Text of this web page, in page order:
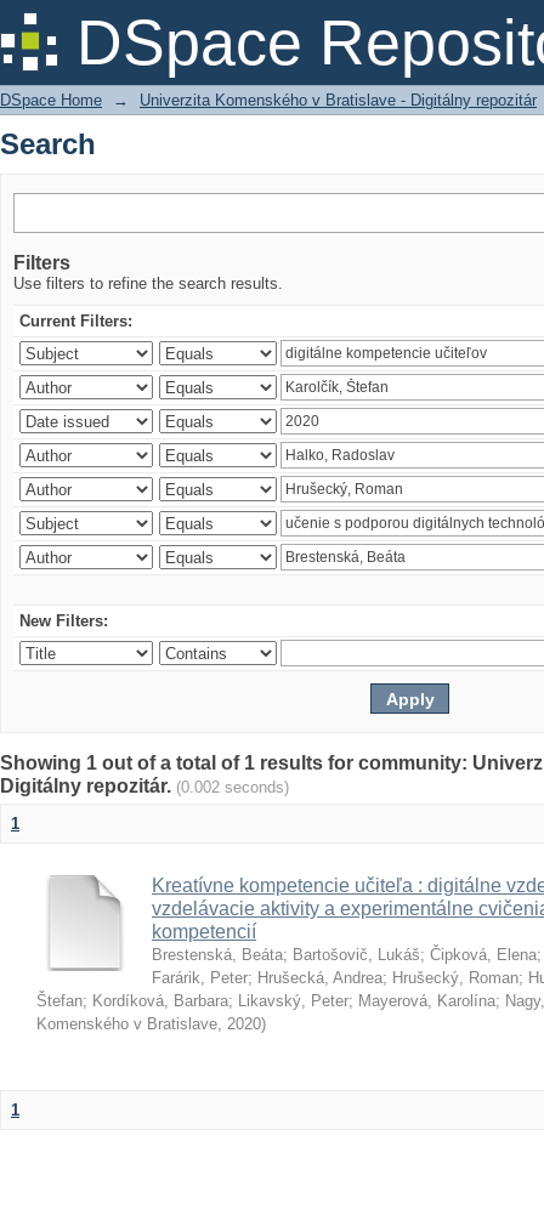
DSpace
Search
DSpace Home → Univerzita Komenského v Bratislave - Digitálny repozitár
Search
Filters
Use filters to refine the search results.
Current Filters:
New Filters:
Showing 1 out of a total of 1 results for community:
Digitálny repozitár. (0.002 seconds)
1
Kreatívne kompetencie učiteľa : digitálne
vzdelávacie aktivity a experimentálne
kompetencií
Brestenská, Beáta; Bartošovič, Lukáš; Čipková, Elena
Farárik, Peter; Hrušecká, Andrea; Hrušecký, Roman;
Štefan; Kordíková, Barbara; Likavský, Peter; Mayerová, Karolína;
Komenského v Bratislave, 2020)
1